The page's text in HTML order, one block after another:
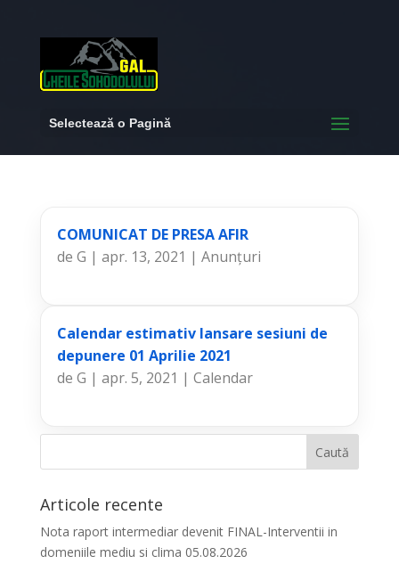
Selectează o Pagină
COMUNICAT DE PRESA AFIR
de G | apr. 13, 2021 | Anunțuri
Calendar estimativ lansare sesiuni de
depunere 01 Aprilie 2021
de G | apr. 5, 2021 | Calendar
Articole recente
Nota raport intermediar devenit FINAL-Interventii in
domeniile mediu si clima 05.08.2026